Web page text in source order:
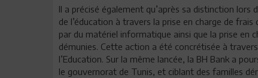
Il a précisé également qu’après sa distinction
de l’éducation à travers la prise en charge de
par du matériel informatique ainsi que la prise en
démunies. Cette action a été concrétisée à
l’Education. Sur la même lancée, la BH Bank a
le gouvernorat de Tunis, et ciblant des familles